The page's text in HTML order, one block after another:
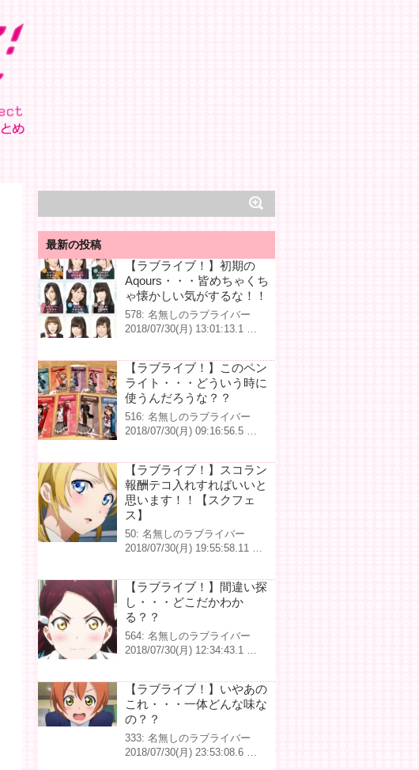
最新の投稿
【ラブライブ！】初期の
Aqours・・・皆めちゃくち
ゃ懐かしい気がするな！！
578: 名無しのラブライバー
2018/07/30(月) 13:01:13.1 …
【ラブライブ！】このペン
ライト・・・どういう時に
使うんだろうな？？
516: 名無しのラブライバー
2018/07/30(月) 09:16:56.5 …
【ラブライブ！】スコラン
報酬テコ入れすればいいと
思います！！【スクフェ
ス】
50: 名無しのラブライバー
2018/07/30(月) 19:55:58.11 …
【ラブライブ！】間違い探
し・・・どこだかわか
る？？
564: 名無しのラブライバー
2018/07/30(月) 12:34:43.1 …
【ラブライブ！】いやあの
これ・・・一体どんな味な
の？？
333: 名無しのラブライバー
2018/07/30(月) 23:53:08.6 …